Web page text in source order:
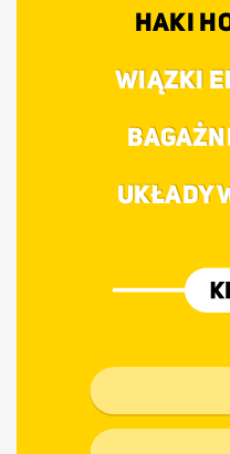
HAKI
WIĄZKI
UKŁADY